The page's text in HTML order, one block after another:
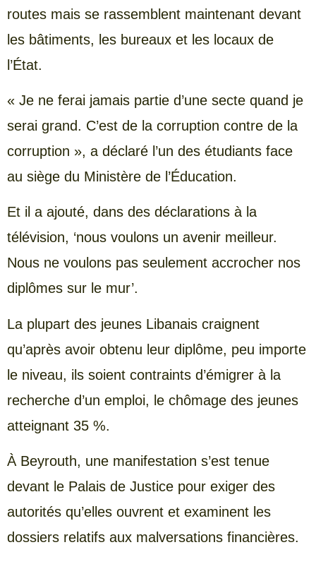
routes mais se rassemblent maintenant devant
les bâtiments, les bureaux et les locaux de
l’État.
« Je ne ferai jamais partie d’une secte quand je
serai grand. C’est de la corruption contre de la
corruption », a déclaré l’un des étudiants face
au siège du Ministère de l’Éducation.
Et il a ajouté, dans des déclarations à la
télévision, ‘nous voulons un avenir meilleur.
Nous ne voulons pas seulement accrocher nos
diplômes sur le mur’.
La plupart des jeunes Libanais craignent
qu’après avoir obtenu leur diplôme, peu importe
le niveau, ils soient contraints d’émigrer à la
recherche d’un emploi, le chômage des jeunes
atteignant 35 %.
À Beyrouth, une manifestation s’est tenue
devant le Palais de Justice pour exiger des
autorités qu’elles ouvrent et examinent les
dossiers relatifs aux malversations financières.